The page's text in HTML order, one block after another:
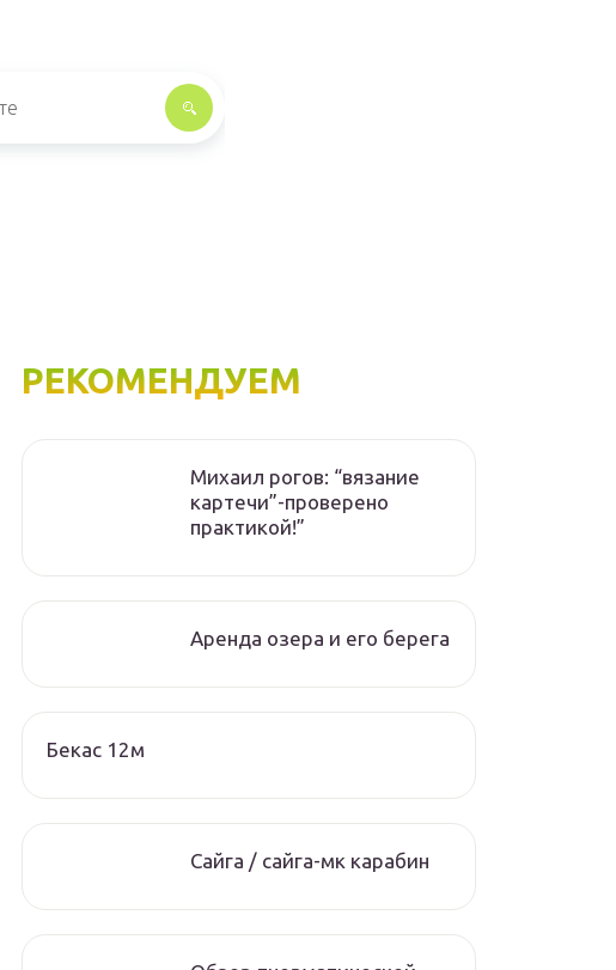
РЕКОМЕНДУЕМ
Михаил рогов: “вязание
картечи”-проверено
практикой!”
Аренда озера и его берега
Бекас 12м
Сайга / сайга-мк карабин